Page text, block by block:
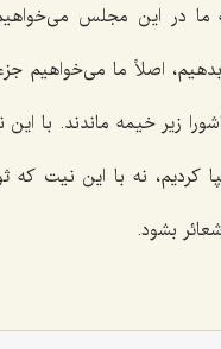
ما در این مجلس
بدهیم، اصلاً ما می‌خواهیم
زیر خیمه ماندند. با این
کردیم، نه با این نیت که
بشود.